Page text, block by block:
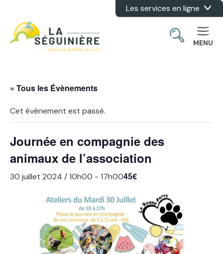
MENU
Les services en ligne
« Tous les Évènements
Cet évènement est passé.
Journée en compagnie des
animaux de l’association
30 juillet 2024 / 10h00 - 17h0045€